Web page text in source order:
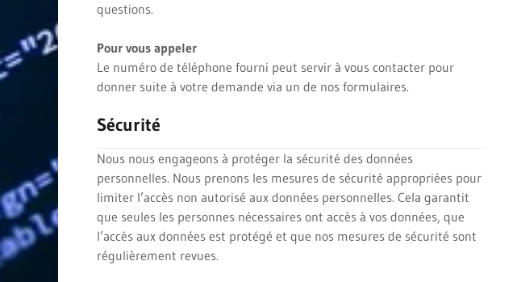
questions.
Pour vous appeler
Le numéro de téléphone fourni peut servir à vous contacter pour
donner suite à votre demande via un de nos formulaires.
Sécurité
Nous nous engageons à protéger la sécurité des données
personnelles. Nous prenons les mesures de sécurité appropriées pour
limiter l’accès non autorisé aux données personnelles. Cela garantit
que seules les personnes nécessaires ont accès à vos données, que
l’accès aux données est protégé et que nos mesures de sécurité sont
régulièrement revues.